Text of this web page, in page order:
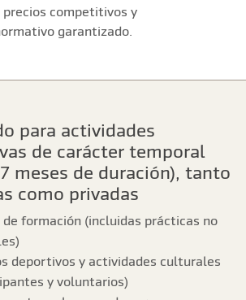
precios competitivos y
garantizado.
para actividades
de carácter temporal
meses de duración), tanto
como privadas
de formación (incluidas prácticas no
deportivos y actividades culturales
y voluntarios)